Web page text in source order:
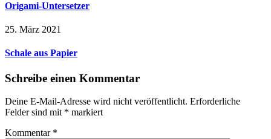
Origami-Untersetzer
25. März 2021
Schale aus Papier
Schreibe einen Kommentar
Deine E-Mail-Adresse wird nicht veröffentlicht. Erforderliche
Felder sind mit * markiert
Kommentar *